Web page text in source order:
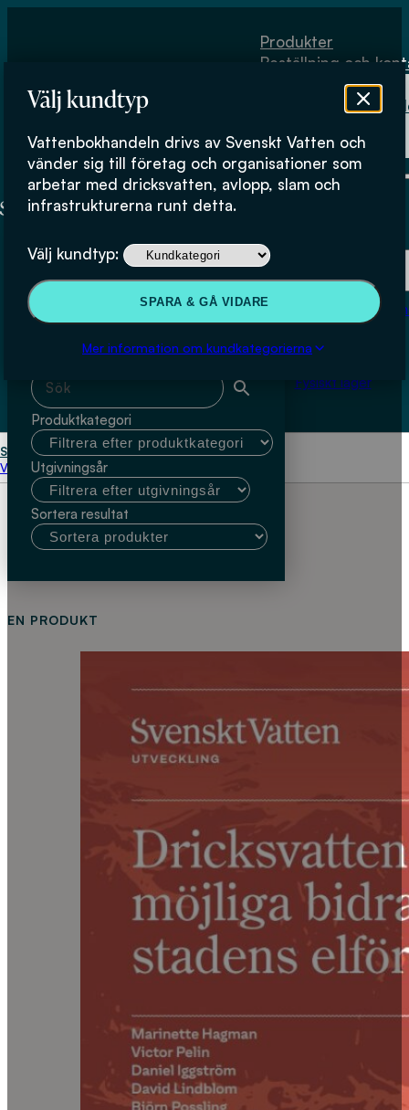
Välj kundtyp
Vattenbokhandeln drivs av Svenskt Vatten och
vänder sig till företag och organisationer som
arbetar med dricksvatten, avlopp, slam och
infrastrukturerna runt detta.
Välj kundtyp:
SPARA & GÅ VIDARE
Mer information om kundkategorierna
Produkter
Beställning och
Fysiskt lager
Beställning och kontakt
Om
Köpvillkor
Fysiskt lager
Start Victor Pelin
Välj kundtyp
Victor Pelin
Sök & filtrera
Sök med fritext
Produktkategori
Utgivningsår
Sortera resultat
EN PRODUKT